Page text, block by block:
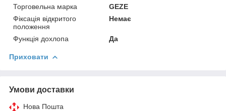
Торговельна марка
GEZE
Фіксація відкритого
положення
Немає
Функція дохлопа Да
Приховати
Умови доставки
Нова Пошта